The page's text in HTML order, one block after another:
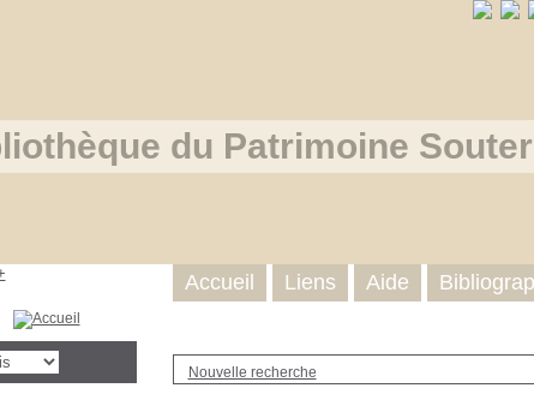
du Patrimoine
Nouvelle recherche
Accueil Liens Aide